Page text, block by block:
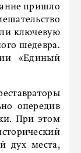
пришло
ключевую
шедевра.
«Единый
опередив
При этом
дух места,